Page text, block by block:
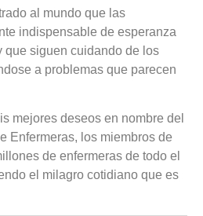
al mundo que las
indispensable de esperanza
que siguen cuidando de los
a problemas que parecen
mejores deseos en nombre del
Enfermeras, los miembros de
de enfermeras de todo el
el milagro cotidiano que es